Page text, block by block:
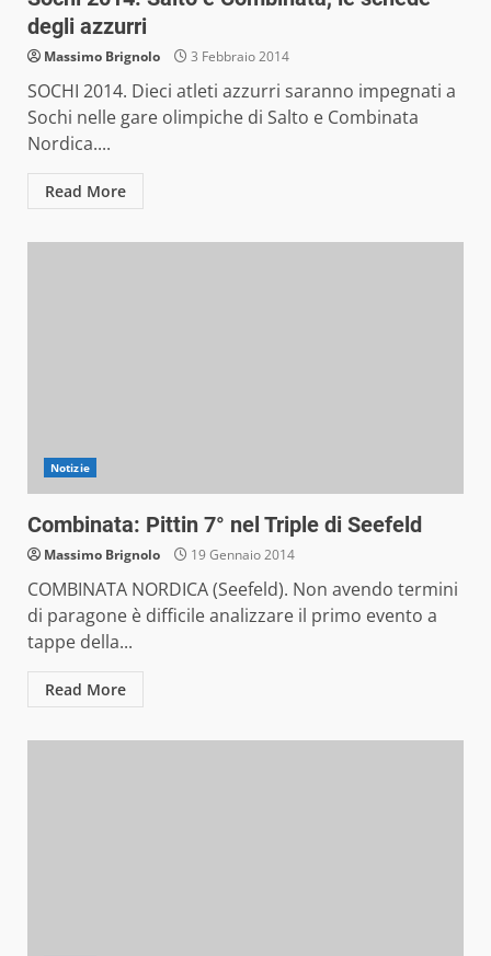
degli azzurri
Massimo Brignolo 3 Febbraio 2014
SOCHI 2014. Dieci atleti azzurri saranno impegnati a
Sochi nelle gare olimpiche di Salto e Combinata
Nordica....
Read More
Notizie
Combinata: Pittin 7° nel Triple di Seefeld
Massimo Brignolo 19 Gennaio 2014
COMBINATA NORDICA (Seefeld). Non avendo termini
di paragone è difficile analizzare il primo evento a
tappe della...
Read More